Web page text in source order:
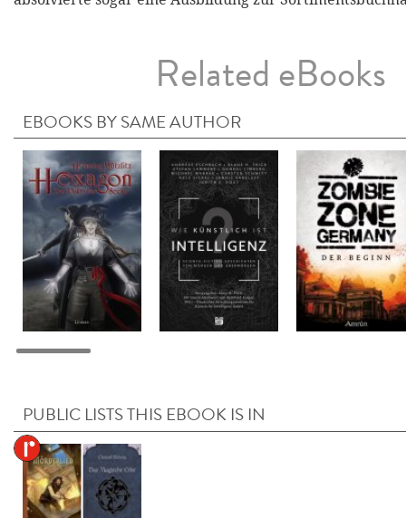
Related eBooks
EBOOKS BY SAME AUTHOR
PUBLIC LISTS THIS EBOOK IS IN